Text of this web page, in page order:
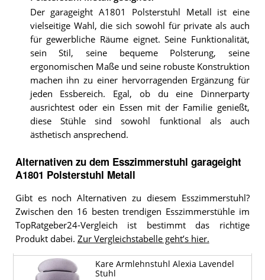
Der garageight A1801 Polsterstuhl Metall ist eine
vielseitige Wahl, die sich sowohl für private als auch
für gewerbliche Räume eignet. Seine Funktionalität,
sein Stil, seine bequeme Polsterung, seine
ergonomischen Maße und seine robuste Konstruktion
machen ihn zu einer hervorragenden Ergänzung für
jeden Essbereich. Egal, ob du eine Dinnerparty
ausrichtest oder ein Essen mit der Familie genießt,
diese Stühle sind sowohl funktional als auch
ästhetisch ansprechend.
Alternativen zu dem Esszimmerstuhl garageight
A1801 Polsterstuhl Metall
Gibt es noch Alternativen zu diesem Esszimmerstuhl?
Zwischen den 16 besten trendigen Esszimmerstühle im
TopRatgeber24-Vergleich ist bestimmt das richtige
Produkt dabei. Zur Vergleichstabelle geht’s hier.
Kare Armlehnstuhl Alexia Lavendel
Stuhl